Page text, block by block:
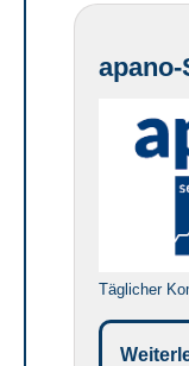
Täglicher